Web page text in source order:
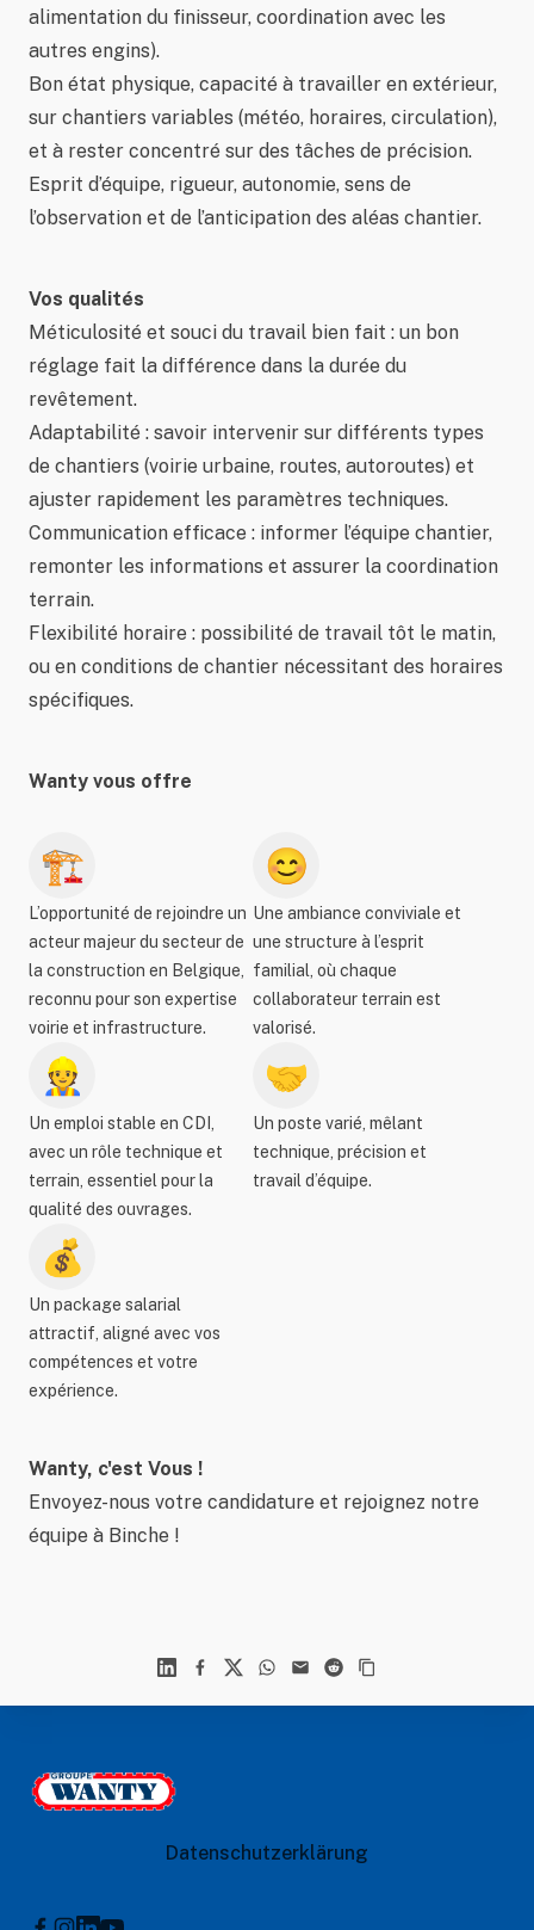
alimentation du finisseur, coordination avec les
autres engins).
Bon état physique, capacité à travailler en extérieur,
sur chantiers variables (météo, horaires, circulation),
et à rester concentré sur des tâches de précision.
Esprit d’équipe, rigueur, autonomie, sens de
l’observation et de l’anticipation des aléas chantier.
Vos qualités
Méticulosité et souci du travail bien fait : un bon
réglage fait la différence dans la durée du
revêtement.
Adaptabilité : savoir intervenir sur différents types
de chantiers (voirie urbaine, routes, autoroutes) et
ajuster rapidement les paramètres techniques.
Communication efficace : informer l’équipe chantier,
remonter les informations et assurer la coordination
terrain.
Flexibilité horaire : possibilité de travail tôt le matin,
ou en conditions de chantier nécessitant des horaires
spécifiques.
Wanty vous offre
🏗️
L’opportunité de rejoindre un
acteur majeur du secteur de
la construction en Belgique,
reconnu pour son expertise
voirie et infrastructure.
😊
Une ambiance conviviale et
une structure à l’esprit
familial, où chaque
collaborateur terrain est
valorisé.
👷
Un emploi stable en CDI,
avec un rôle technique et
terrain, essentiel pour la
qualité des ouvrages.
🤝
Un poste varié, mêlant
technique, précision et
travail d’équipe.
💰
Un package salarial
attractif, aligné avec vos
compétences et votre
expérience.
Wanty, c'est Vous !
Envoyez-nous votre candidature et rejoignez notre
équipe à Binche !
LinkedinFacebook
X WhatsApp
MailReddit
Le Groupe Wanty
Datenschutzerklärung